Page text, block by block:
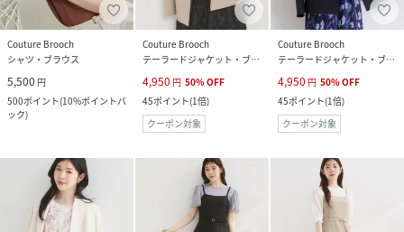
Couture Brooch
シャツ・ブラウス
5,500 円
500ポイント(10%ポイントバ
ック)
Couture Brooch
テーラードジャケット・ブレザー
4,950 円 50%OFF
45ポイント(1倍)
クーポン対象
Couture Brooch
テーラードジャケット・ブレザー
4,950 円 50%OFF
45ポイント(1倍)
クーポン対象